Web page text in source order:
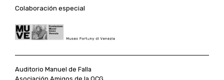
Colaboración especial
Auditorio Manuel de Falla